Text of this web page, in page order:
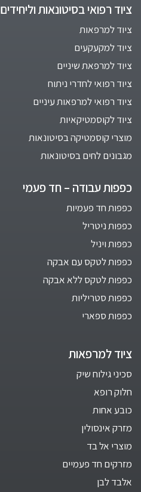
ציוד רפואי בסיטונאות וליחידים
ציוד למרפאות
ציוד למקעקעים
ציוד למרפאת שיניים
ציוד רפואי לחדרי ניתוח
ציוד רפואי למרפאות עיניים
ציוד לקוסמטיקאיות
מוצרי קוסמטיקה בסיטונאות
מגבונים לחים בסיטונאות
כפפות עבודה – חד פעמי
כפפות חד פעמיות
כפפות ניטריל
כפפות ויניל
כפפות לטקס עם אבקה
כפפות לטקס ללא אבקה
כפפות סטריליות
כפפות ספארי
ציוד למרפאות
סכיני גילוח שיק
חלוק רופא
כובע אחות
מזרק אינסולין
מוצרי אל בד
מזרקים חד פעמיים
אלבד לבן